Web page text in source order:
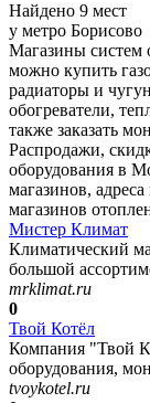
Найдено 9 мест
у метро Борисово
Магазины систем
можно купить
радиаторы и
обогреватели,
также заказать
Распродажи,
оборудования в
магазинов,
магазинов
Мистер Климат
Климатический
большой
mrklimat.ru
0
Твой Котёл
Компания "Твой
оборудования,
tvoykotel.ru